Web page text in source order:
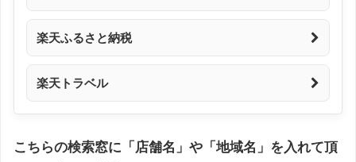
楽天ふるさと納税
楽天トラベル
こちらの検索窓に「店舗名」や「地域名」を入れて頂